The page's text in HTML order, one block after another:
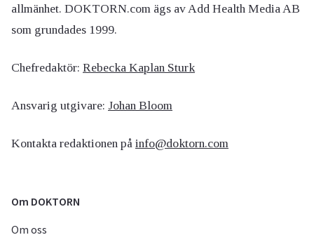
allmänhet. DOKTORN.com ägs av Add Health Media AB
som grundades 1999.
Chefredaktör: Rebecka Kaplan Sturk
Ansvarig utgivare: Johan Bloom
Kontakta redaktionen på info@doktorn.com
Om DOKTORN
Om oss